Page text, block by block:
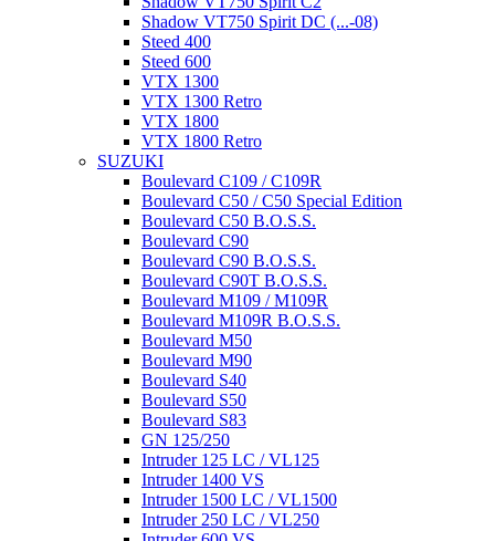
Shadow VT750 Spirit DC (...-08)
Steed 400
Steed 600
VTX 1300
VTX 1300 Retro
VTX 1800
VTX 1800 Retro
SUZUKI
Boulevard C109 / C109R
Boulevard C50 / C50 Special Edition
Boulevard C50 B.O.S.S.
Boulevard C90
Boulevard C90 B.O.S.S.
Boulevard C90T B.O.S.S.
Boulevard M109 / M109R
Boulevard M109R B.O.S.S.
Boulevard M50
Boulevard M90
Boulevard S40
Boulevard S50
Boulevard S83
GN 125/250
Intruder 125 LC / VL125
Intruder 1400 VS
Intruder 1500 LC / VL1500
Intruder 250 LC / VL250